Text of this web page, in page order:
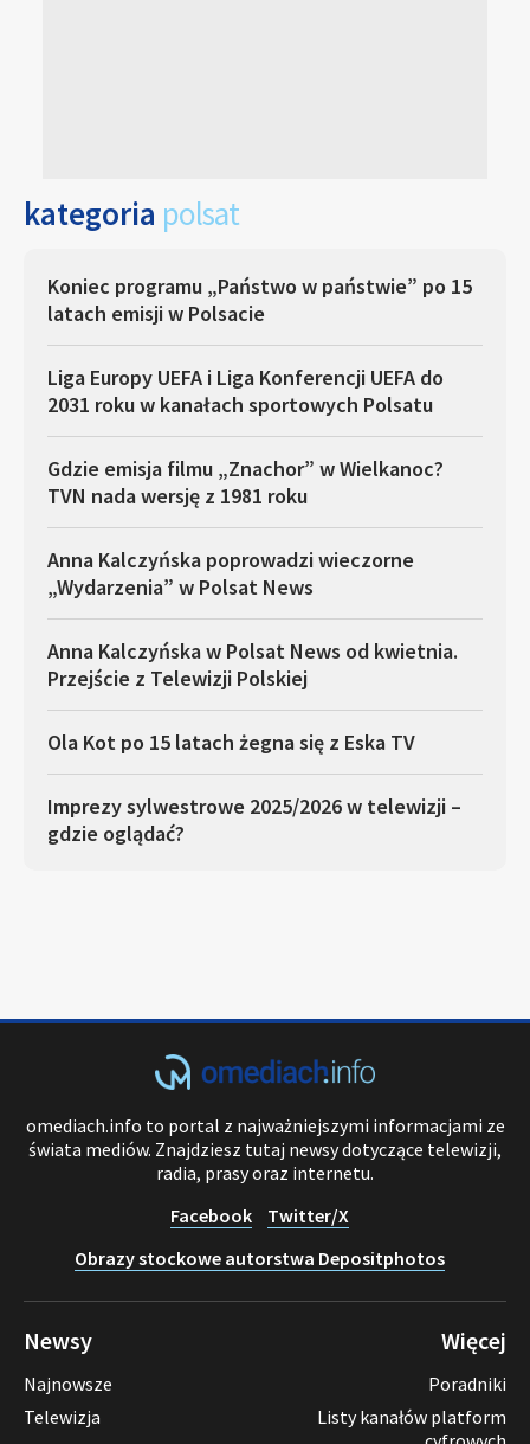
kategoria polsat
Koniec programu „Państwo w państwie” po 15
latach emisji w Polsacie
Liga Europy UEFA i Liga Konferencji UEFA do
2031 roku w kanałach sportowych Polsatu
Gdzie emisja filmu „Znachor” w Wielkanoc?
TVN nada wersję z 1981 roku
Anna Kalczyńska poprowadzi wieczorne
„Wydarzenia” w Polsat News
Anna Kalczyńska w Polsat News od kwietnia.
Przejście z Telewizji Polskiej
Ola Kot po 15 latach żegna się z Eska TV
Imprezy sylwestrowe 2025/2026 w telewizji –
gdzie oglądać?
omediach.info to portal z najważniejszymi informacjami ze
świata mediów. Znajdziesz tutaj newsy dotyczące telewizji,
radia, prasy oraz internetu.
Facebook
Twitter/X
Obrazy stockowe autorstwa Depositphotos
Newsy
Najnowsze
Telewizja
Więcej
Poradniki
Listy kanałów platform